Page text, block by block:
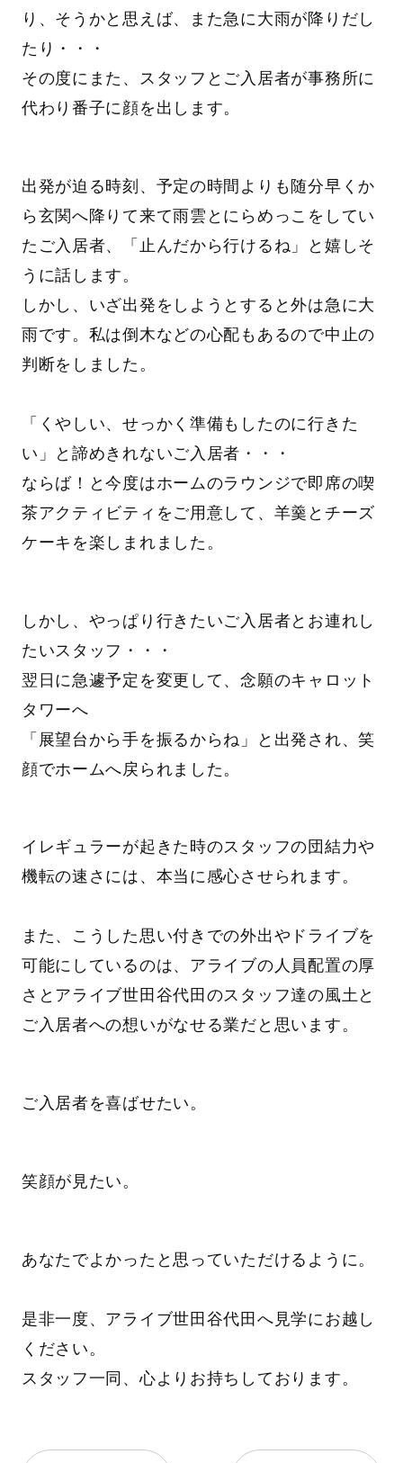
り、そうかと思えば、また急に大雨が降りだし
たり・・・
その度にまた、スタッフとご入居者が事務所に
代わり番子に顔を出します。
出発が迫る時刻、予定の時間よりも随分早くか
ら玄関へ降りて来て雨雲とにらめっこをしてい
たご入居者、「止んだから行けるね」と嬉しそ
うに話します。
しかし、いざ出発をしようとすると外は急に大
雨です。私は倒木などの心配もあるので中止の
判断をしました。
「くやしい、せっかく準備もしたのに行きた
い」と諦めきれないご入居者・・・
ならば！と今度はホームのラウンジで即席の喫
茶アクティビティをご用意して、羊羹とチーズ
ケーキを楽しまれました。
しかし、やっぱり行きたいご入居者とお連れし
たいスタッフ・・・
翌日に急遽予定を変更して、念願のキャロット
タワーへ
「展望台から手を振るからね」と出発され、笑
顔でホームへ戻られました。
イレギュラーが起きた時のスタッフの団結力や
機転の速さには、本当に感心させられます。
また、こうした思い付きでの外出やドライブを
可能にしているのは、アライブの人員配置の厚
さとアライブ世田谷代田のスタッフ達の風土と
ご入居者への想いがなせる業だと思います。
ご入居者を喜ばせたい。
笑顔が見たい。
あなたでよかったと思っていただけるように。
是非一度、アライブ世田谷代田へ見学にお越し
ください。
スタッフ一同、心よりお持ちしております。